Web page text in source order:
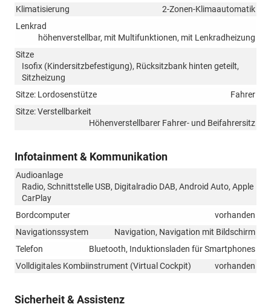
Klimatisierung
2-Zonen-Klimaautomatik
Lenkrad
höhenverstellbar, mit Multifunktionen, mit Lenkradheizung
Sitze
Isofix (Kindersitzbefestigung), Rücksitzbank hinten geteilt,
Sitzheizung
Sitze: Lordosenstütze
Fahrer
Sitze: Verstellbarkeit
Höhenverstellbarer Fahrer- und Beifahrersitz
Infotainment & Kommunikation
Audioanlage
Radio, Schnittstelle USB, Digitalradio DAB, Android Auto, Apple
CarPlay
Bordcomputer
vorhanden
Navigationssystem
Navigation, Navigation mit Bildschirm
Telefon
Bluetooth, Induktionsladen für Smartphones
Volldigitales Kombiinstrument (Virtual Cockpit)
vorhanden
Sicherheit & Assistenz